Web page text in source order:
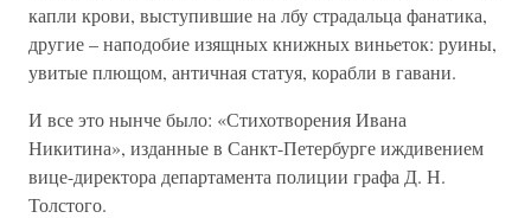
капли крови, выступившие на лбу страдальца фанатика,
другие – наподобие изящных книжных виньеток: руины,
увитые плющом, античная статуя, корабли в гавани.
И все это нынче было: «Стихотворения Ивана
Никитина», изданные в Санкт-Петербурге иждивением
вице-директора департамента полиции графа Д. Н.
Толстого.